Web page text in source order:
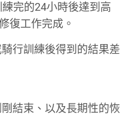
完的24小時後達到高
復工作完成。
行訓練後得到的結果差
結束、以及長期性的恢